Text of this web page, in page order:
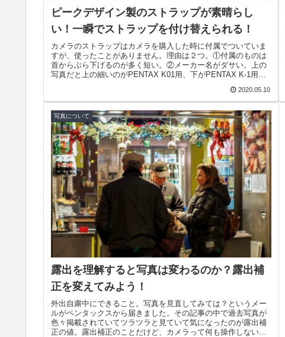
ピークデザイン製のストラップが素晴らし
い！一瞬でストラップを付け替えられる！
カメラのストラップはカメラを購入した時に付属でついていま
すが、使ったことがありません。理由は２つ。①付属のものは
首からぶら下げるのが多く短い。②メーカー名がダサい。上の
写真だと上の細いのがPENTAX K01用、下がPENTAX K-1用
2020.05.10
写真について
露出を理解すると写真は変わるのか？露出補
正を変えてみよう！
外出自粛中にできること。写真を見直してみては？というメー
ルがペンタックスから届きました。その記事の中で過去写真が
色々掲載されていてツラツラと見ていて気になったのが露出補
正の値。露出補正のことだけど、カメラって何も操作しないと